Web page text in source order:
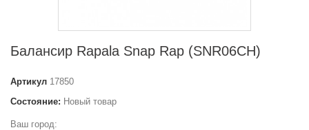
Балансир Rapala Snap Rap (SNR06CH)
Артикул 17850
Состояние: Новый товар
Ваш город: